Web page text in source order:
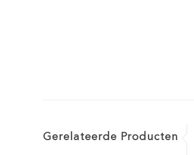
Gerelateerde Producten